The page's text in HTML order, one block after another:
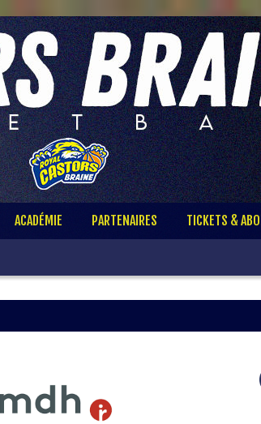
ACADÉMIE PARTENAIRES TICKETS &